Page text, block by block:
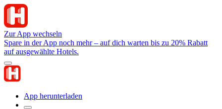
Zur App wechseln
Spare in der App noch mehr – auf dich warten bis zu 20% Rabatt
auf ausgewählte Hotels.
App herunterladen